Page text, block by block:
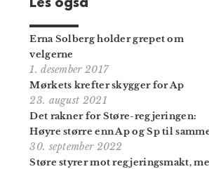
Les også
Erna Solberg holder grepet om
velgerne
1. desember 2017
Mørkets krefter skygger for Ap
23. august 2021
Det rakner for Støre-regjeringen:
Høyre større enn Ap og Sp til
30. september 2022
Støre styrer mot regjeringsmakt,